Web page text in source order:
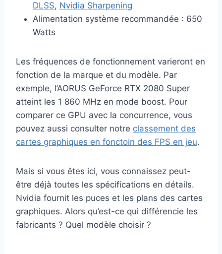
DLSS, Nvidia Sharpening
Alimentation système recommandée : 650
Watts
Les fréquences de fonctionnement varieront en
fonction de la marque et du modèle. Par
exemple, l’AORUS GeForce RTX 2080 Super
atteint les 1 860 MHz en mode boost. Pour
comparer ce GPU avec la concurrence, vous
pouvez aussi consulter notre classement des
cartes graphiques en fonctoin des FPS en jeu.
Mais si vous êtes ici, vous connaissez peut-
être déjà toutes les spécifications en détails.
Nvidia fournit les puces et les plans des cartes
graphiques. Alors qu’est-ce qui différencie les
fabricants ? Quel modèle choisir ?